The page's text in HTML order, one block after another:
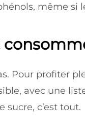
même si
Pour profiter
avec une
sucre, c’est tout.